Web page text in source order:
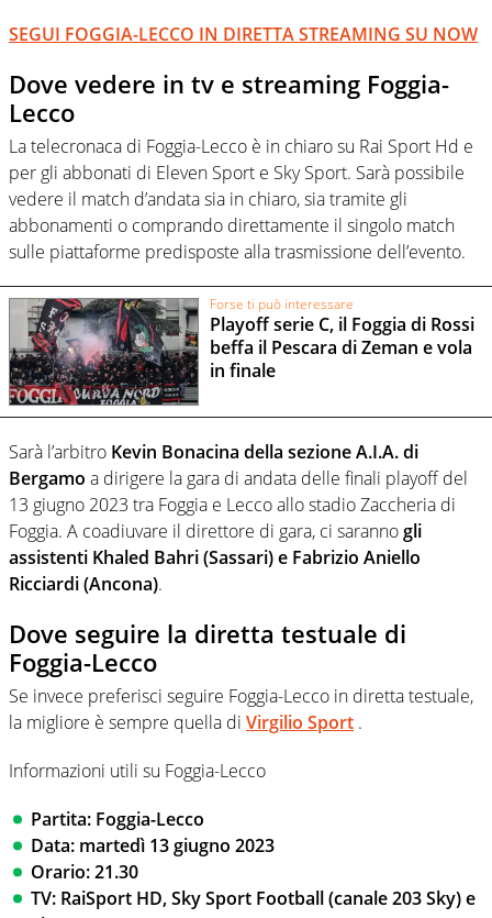
SEGUI FOGGIA-LECCO IN DIRETTA STREAMING SU NOW
Dove vedere in tv e streaming Foggia-
Lecco
La telecronaca di Foggia-Lecco è in chiaro su Rai Sport Hd e
per gli abbonati di Eleven Sport e Sky Sport. Sarà possibile
vedere il match d’andata sia in chiaro, sia tramite gli
abbonamenti o comprando direttamente il singolo match
sulle piattaforme predisposte alla trasmissione dell’evento.
Forse ti può interessare
Playoff serie C, il Foggia di Rossi
beffa il Pescara di Zeman e vola
in finale
Sarà l’arbitro Kevin Bonacina della sezione A.I.A. di
Bergamo a dirigere la gara di andata delle finali playoff del
13 giugno 2023 tra Foggia e Lecco allo stadio Zaccheria di
Foggia. A coadiuvare il direttore di gara, ci sarannogli
assistenti Khaled Bahri (Sassari) e Fabrizio Aniello
Ricciardi (Ancona).
Dove seguire la diretta testuale di
Foggia-Lecco
Se invece preferisci seguire Foggia-Lecco in diretta testuale,
la migliore è sempre quella di Virgilio Sport .
Informazioni utili su Foggia-Lecco
Partita: Foggia-Lecco
Data: martedì 13 giugno 2023
Orario: 21.30
TV: RaiSport HD, Sky Sport Football (canale 203 Sky) e